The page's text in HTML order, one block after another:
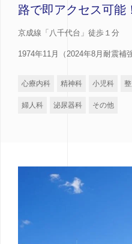
路で即アクセス可能
京成線「八千代台」徒歩１分
1974年11月（2024年8月耐震補
心療内科 精神科 小児科
婦人科 泌尿器科 その他